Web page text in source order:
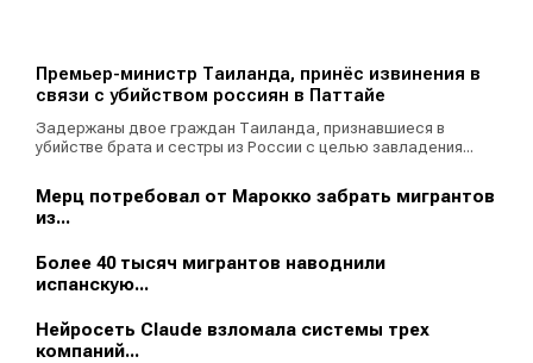
Премьер-министр Таиланда, принёс извинения в
связи с убийством россиян в Паттайе
Задержаны двое граждан Таиланда, признавшиеся в
убийстве брата и сестры из России с целью завладения...
Мерц потребовал от Марокко забрать мигрантов
из...
Более 40 тысяч мигрантов наводнили
испанскую...
Нейросеть Claude взломала системы трех
компаний...